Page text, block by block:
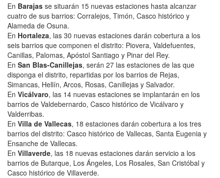
En Barajas se situarán 15 nuevas estaciones hasta alcanzar
cuatro de sus barrios: Corralejos, Timón, Casco histórico y
Alameda de Osuna.
En Hortaleza, las 30 nuevas estaciones darán cobertura a los
seis barrios que componen el distrito: Piovera, Valdefuentes,
Canillas, Palomas, Apóstol Santiago y Pinar del Rey.
En San Blas-Canillejas, serán 27 las estaciones de las que
disponga el distrito, repartidas por los barrios de Rejas,
Simancas, Hellín, Arcos, Rosas, Canillejas y Salvador.
En Vicálvaro, las 14 nuevas estaciones se implantarán en los
barrios de Valdebernardo, Casco histórico de Vicálvaro y
Valderribas.
En Villa de Vallecas, 18 estaciones darán cobertura a los tres
barrios del distrito: Casco histórico de Vallecas, Santa Eugenia y
Ensanche de Vallecas.
En Villaverde, las 18 nuevas estaciones darán servicio a los
barrios de Butarque, Los Ángeles, Los Rosales, San Cristóbal y
Casco histórico de Villaverde.